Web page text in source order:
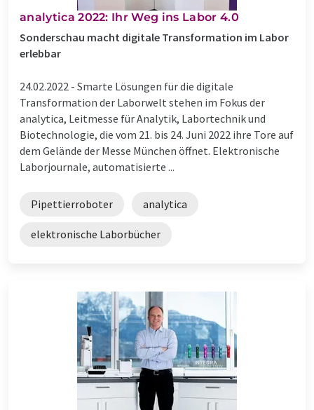
analytica 2022: Ihr Weg ins Labor 4.0
Sonderschau macht digitale Transformation im Labor
erlebbar
24.02.2022 - Smarte Lösungen für die digitale
Transformation der Laborwelt stehen im Fokus der
analytica, Leitmesse für Analytik, Labortechnik und
Biotechnologie, die vom 21. bis 24. Juni 2022 ihre Tore auf
dem Gelände der Messe München öffnet. Elektronische
Laborjournale, automatisierte ...
Pipettierroboter analytica
elektronische Laborbücher